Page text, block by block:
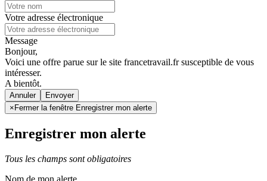
Votre adresse électronique
Message
Bonjour,
Voici une offre parue sur le site francetravail.fr susceptible de vous
intéresser.
A bientôt.
Annuler
× Fermer la fenêtre Enregistrer mon alerte
Enregistrer mon alerte
Tous les champs sont obligatoires
Nom de mon alerte